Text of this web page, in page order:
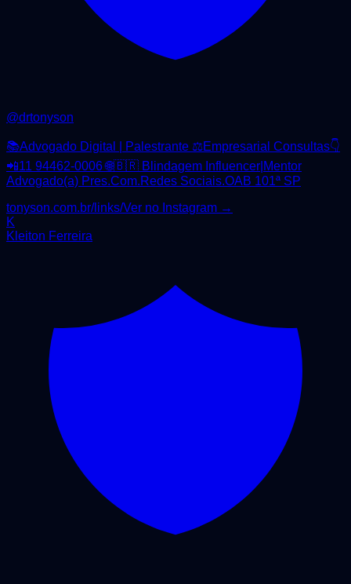
@drtonyson
📚Advogado Digital | Palestrante ⚖️Empresarial Consultas👇
📲11 94462-0006 🌐🇧🇷 Blindagem Influencer|Mentor
Advogado(a) Pres.Com.Redes Sociais.OAB 101ª SP
tonyson.com.br/links/Ver no Instagram →
K
Kleiton Ferreira